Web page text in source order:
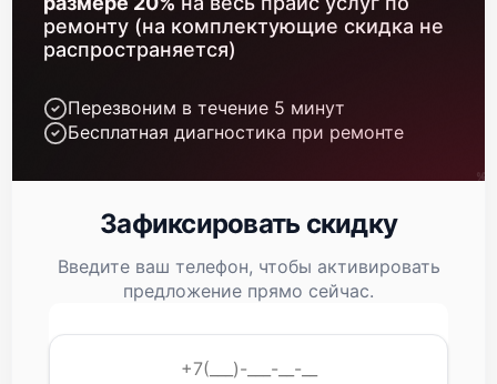
Fujitsu Primergy TX1330 M3
Fujitsu Primergy TX1330 M2
ремонту (на комплектующие скидка не
распространяется)
Перезвоним в течение 5 минут
Бесплатная диагностика при ремонте
Зафиксировать скидку
Введите ваш телефон, чтобы активировать
предложение прямо сейчас.